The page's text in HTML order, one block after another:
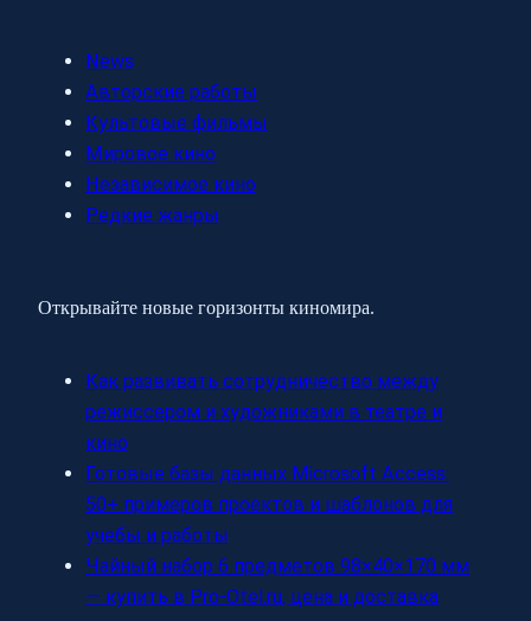
News
Авторские работы
Культовые фильмы
Мировое кино
Независимое кино
Редкие жанры
Открывайте новые горизонты киномира.
Как развивать сотрудничество между
режиссером и художниками в театре и
кино
Готовые базы данных Microsoft Access:
50+ примеров проектов и шаблонов для
учебы и работы
Чайный набор 6 предметов 98×40×170 мм
— купить в Pro-Otel.ru, цена и доставка